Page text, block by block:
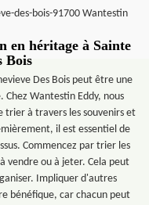
en héritage à Sainte
Bois
Des Bois peut être une
Wantestin Eddy, nous
trier à travers les souvenirs et
il est essentiel de
Commencez par trier les
vendre ou à jeter. Cela peut
Impliquer d'autres
bénéfique, car chacun peut